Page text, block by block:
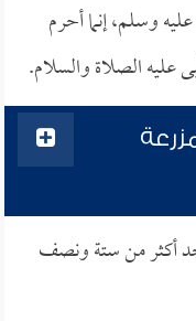
وسلم، إنما أحرم
عليه الصلاة والسلام.
أكثر من ستة ونصف